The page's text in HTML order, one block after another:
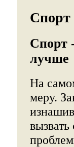
Спорт
Спорт
лучше
На
меру.